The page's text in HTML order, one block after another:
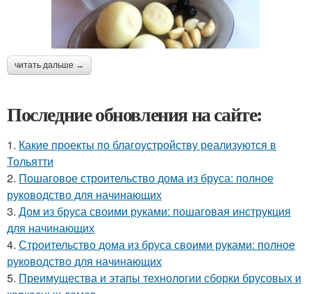
читать дальше →
Последние обновления на сайте:
1. Какие проекты по благоустройству реализуются в
Тольятти
2. Пошаговое строительство дома из бруса: полное
руководство для начинающих
3. Дом из бруса своими руками: пошаговая инструкция
для начинающих
4. Строительство дома из бруса своими руками: полное
руководство для начинающих
5. Преимущества и этапы технологии сборки брусовых и